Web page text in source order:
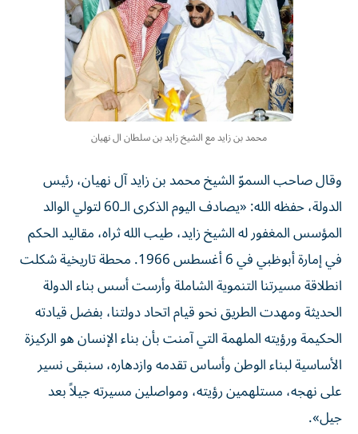
محمد بن زايد مع الشيخ زايد بن سلطان ال نهيان
وقال صاحب السموّ الشيخ محمد بن زايد آل نهيان، رئيس
الدولة، حفظه الله: «يصادف اليوم الذكرى الـ60 لتولي الوالد
المؤسس المغفور له الشيخ زايد، طيب الله ثراه، مقاليد الحكم
في إمارة أبوظبي في 6 أغسطس 1966. محطة تاريخية شكلت
انطلاقة مسيرتنا التنموية الشاملة وأرست أسس بناء الدولة
الحديثة ومهدت الطريق نحو قيام اتحاد دولتنا، بفضل قيادته
الحكيمة ورؤيته الملهمة التي آمنت بأن بناء الإنسان هو الركيزة
الأساسية لبناء الوطن وأساس تقدمه وازدهاره، سنبقى نسير
على نهجه، مستلهمين رؤيته، ومواصلين مسيرته جيلاً بعد
جيل».